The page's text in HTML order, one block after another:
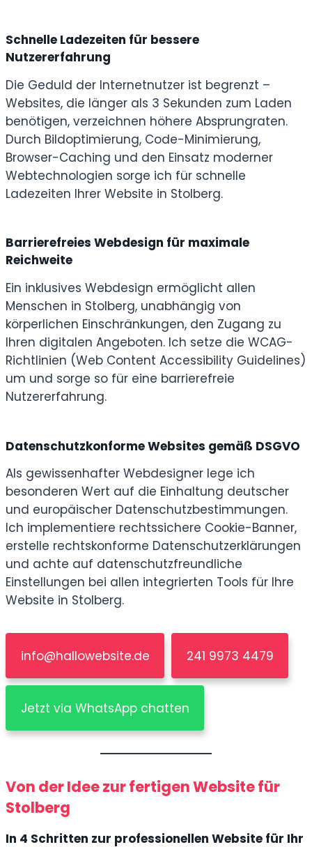
Schnelle Ladezeiten für bessere
Nutzererfahrung
Die Geduld der Internetnutzer ist begrenzt –
Websites, die länger als 3 Sekunden zum Laden
benötigen, verzeichnen höhere Absprungraten.
Durch Bildoptimierung, Code-Minimierung,
Browser-Caching und den Einsatz moderner
Webtechnologien sorge ich für schnelle
Ladezeiten Ihrer Website in Stolberg.
Barrierefreies Webdesign für maximale
Reichweite
Ein inklusives Webdesign ermöglicht allen
Menschen in Stolberg, unabhängig von
körperlichen Einschränkungen, den Zugang zu
Ihren digitalen Angeboten. Ich setze die WCAG-
Richtlinien (Web Content Accessibility Guidelines)
um und sorge so für eine barrierefreie
Nutzererfahrung.
Datenschutzkonforme Websites gemäß DSGVO
Als gewissenhafter Webdesigner lege ich
besonderen Wert auf die Einhaltung deutscher
und europäischer Datenschutzbestimmungen.
Ich implementiere rechtssichere Cookie-Banner,
erstelle rechtskonforme Datenschutzerklärungen
und achte auf datenschutzfreundliche
Einstellungen bei allen integrierten Tools für Ihre
Website in Stolberg.
info@hallowebsite.de 241 9973 4479
Jetzt via WhatsApp chatten
Von der Idee zur fertigen Website für
Stolberg
In 4 Schritten zur professionellen Website für Ihr